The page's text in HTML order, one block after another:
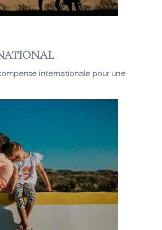
internationale pour une